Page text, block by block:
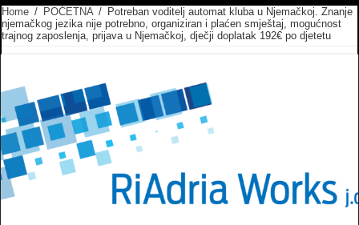
Home / POČETNA / Potreban voditelj automat kluba u Njemačkoj. Znanje
njemačkog jezika nije potrebno, organiziran i plaćen smještaj, mogućnost
trajnog zaposlenja, prijava u Njemačkoj, dječji doplatak 192€ po djetetu